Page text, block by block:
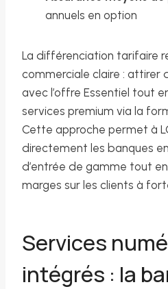
annuels en option
La différenciation tarifaire
commerciale claire : attirer
avec l’offre Essentiel tout
services premium via la
Cette approche permet à
directement les banques
d’entrée de gamme tout
marges sur les clients à
Services
intégrés : la